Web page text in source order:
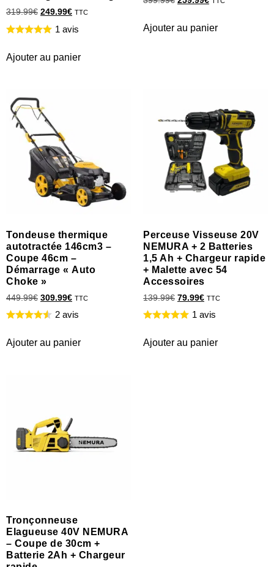
319.99€ 249.99€ TTC
1 avis
Ajouter au panier
Ajouter au panier
Tondeuse thermique
autotractée 146cm3 –
Coupe 46cm –
Démarrage « Auto
Choke »
449.99€ 309.99€ TTC
2 avis
Ajouter au panier
Perceuse Visseuse 20V
NEMURA + 2 Batteries
1,5 Ah + Chargeur rapide
+ Malette avec 54
Accessoires
139.99€ 79.99€ TTC
1 avis
Ajouter au panier
Tronçonneuse
Elagueuse 40V NEMURA
– Coupe de 30cm +
Batterie 2Ah + Chargeur